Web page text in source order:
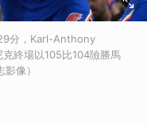
分，Karl-Anthony
終場以105比104險勝馬
像）